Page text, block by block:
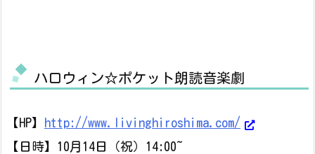
ハロウィン☆ポケット朗読音楽劇
【HP】 http://www.livinghiroshima.com/
【日時】10月14日（祝）14:00~